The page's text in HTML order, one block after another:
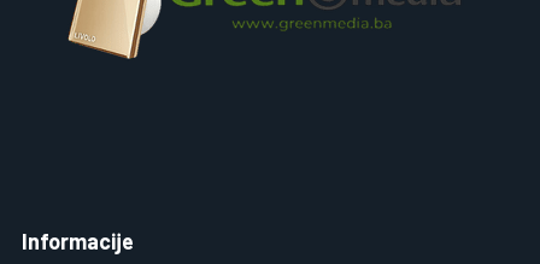
Informacije